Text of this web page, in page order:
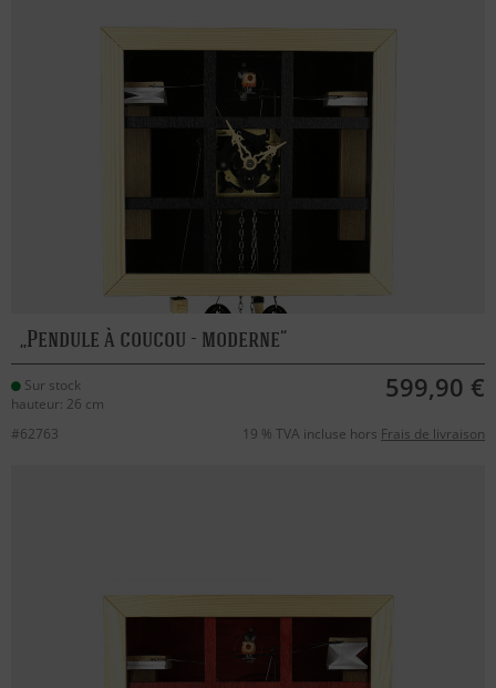
Pendule à coucou - moderne
Sur stock
hauteur: 26 cm
599,90 €
#62763 19 % TVA incluse hors Frais de livraison